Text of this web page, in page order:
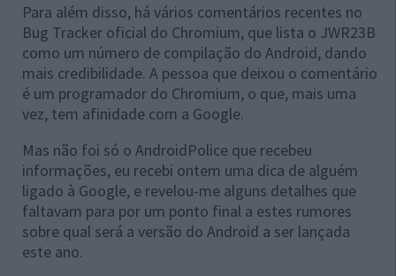
Para além disso, há vários comentários recentes no
Bug Tracker oficial do Chromium, que lista o JWR23B
como um número de compilação do Android, dando
mais credibilidade. A pessoa que deixou o comentário
é um programador do Chromium, o que, mais uma
vez, tem afinidade com a Google.
Mas não foi só o AndroidPolice que recebeu
informações, eu recebi ontem uma dica de alguém
ligado à Google, e revelou-me alguns detalhes que
faltavam para por um ponto final a estes rumores
sobre qual será a versão do Android a ser lançada
este ano.